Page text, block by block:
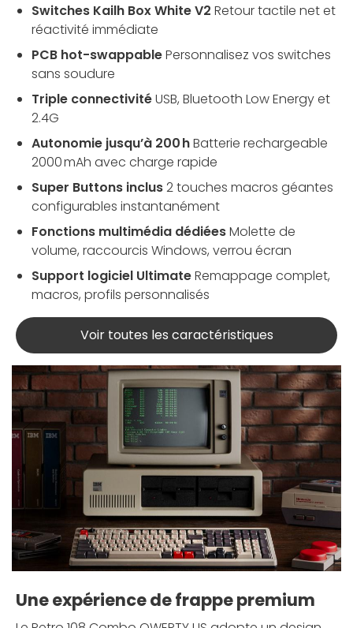
Switches Kailh Box White V2 Retour tactile net et
réactivité immédiate
PCB hot-swappablePersonnalisez vos switches
sans soudure
Triple connectivitéUSB, Bluetooth Low Energy et
2.4G
Autonomie jusqu’à 200 hBatterie rechargeable
2000 mAh avec charge rapide
Super Buttons inclus2 touches macros géantes
configurables instantanément
Fonctions multimédia dédiéesMolette de
volume, raccourcis Windows, verrou écran
Support logiciel UltimateRemappage complet,
macros, profils personnalisés
Voir toutes les caractéristiques
Une expérience de frappe premium